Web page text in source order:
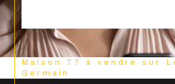
Maison T7 à vendre sur Le-Val-St-
Germain